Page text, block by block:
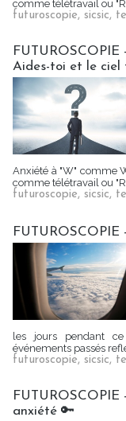
comme télétravail ou
futuroscopie, sicsic,
FUTUROSCOPIE
Aides-toi et le ciel
Anxiété à "W" comme
comme télétravail ou
futuroscopie, sicsic,
FUTUROSCOPIE
les jours pendant
événements passés
futuroscopie, sicsic,
FUTUROSCOPIE
anxiété 🔑